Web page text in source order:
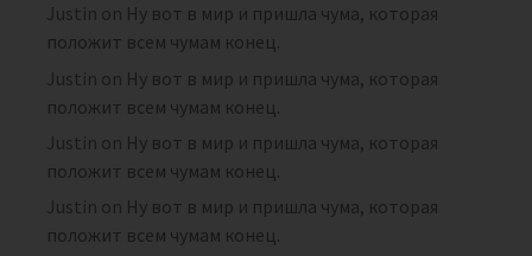
Justin on Ну вот в мир и пришла чума, которая
положит всем чумам конец.
Justin on Ну вот в мир и пришла чума, которая
положит всем чумам конец.
Justin on Ну вот в мир и пришла чума, которая
положит всем чумам конец.
Justin on Ну вот в мир и пришла чума, которая
положит всем чумам конец.